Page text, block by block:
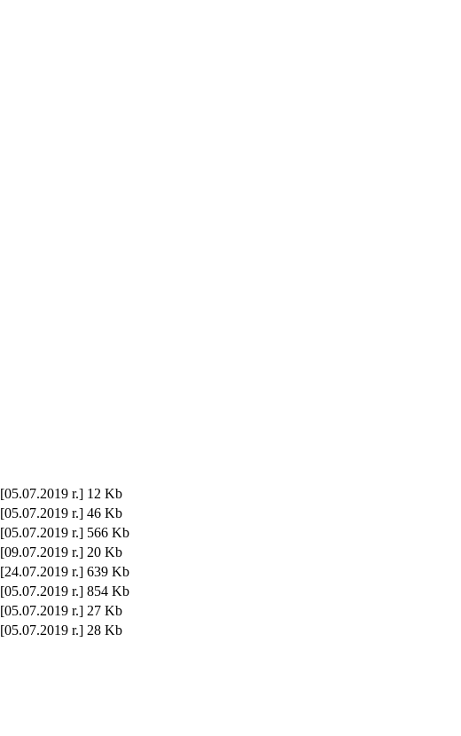
[05.07.2019 r.] 12 Kb
[05.07.2019 r.] 46 Kb
[05.07.2019 r.] 566 Kb
[09.07.2019 r.] 20 Kb
[24.07.2019 r.] 639 Kb
[05.07.2019 r.] 854 Kb
[05.07.2019 r.] 27 Kb
[05.07.2019 r.] 28 Kb